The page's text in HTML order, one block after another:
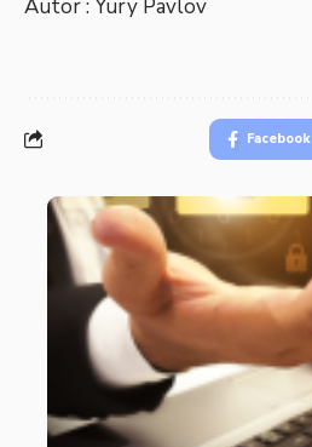
Autor : Yury Pavlov
Facebook